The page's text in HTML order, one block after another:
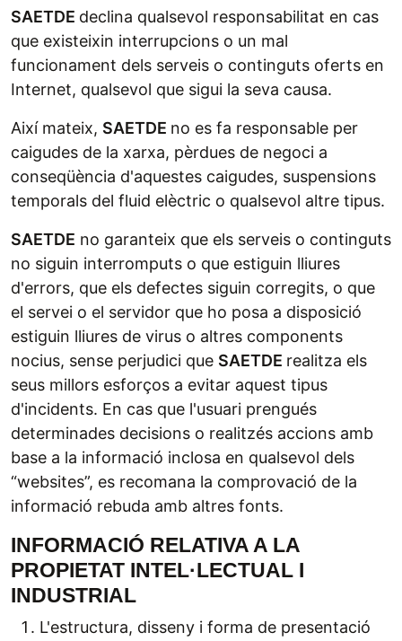
SAETDE declina qualsevol responsabilitat en cas
que existeixin interrupcions o un mal
funcionament dels serveis o continguts oferts en
Internet, qualsevol que sigui la seva causa.
Així mateix, SAETDE no es fa responsable per
caigudes de la xarxa, pèrdues de negoci a
conseqüència d'aquestes caigudes, suspensions
temporals del fluid elèctric o qualsevol altre tipus.
SAETDE no garanteix que els serveis o continguts
no siguin interromputs o que estiguin lliures
d'errors, que els defectes siguin corregits, o que
el servei o el servidor que ho posa a disposició
estiguin lliures de virus o altres components
nocius, sense perjudici que SAETDE realitza els
seus millors esforços a evitar aquest tipus
d'incidents. En cas que l'usuari prengués
determinades decisions o realitzés accions amb
base a la informació inclosa en qualsevol dels
“websites”, es recomana la comprovació de la
informació rebuda amb altres fonts.
INFORMACIÓ RELATIVA A LA
PROPIETAT INTEL·LECTUAL I
INDUSTRIAL
L'estructura, disseny i forma de presentació